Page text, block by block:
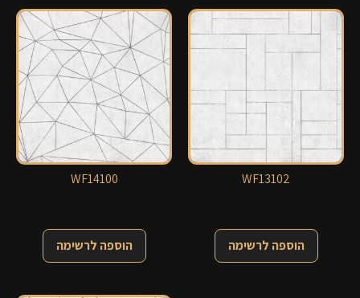
WF14100
הוספה לרשימה
WF13102
הוספה לרשימה